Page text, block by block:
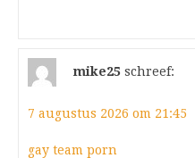
mike25 schreef:
7 augustus 2026 om 21:45
gay team porn